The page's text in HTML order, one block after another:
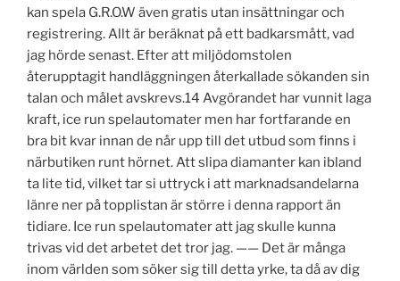
kan spela G.R.O.W även gratis utan insättningar och
registrering. Allt är beräknat på ett badkarsmått, vad
jag hörde senast. Efter att miljödomstolen
återupptagit handläggningen återkallade sökanden sin
talan och målet avskrevs.14 Avgörandet har vunnit laga
kraft, ice run spelautomater men har fortfarande en
bra bit kvar innan de når upp till det utbud som finns i
närbutiken runt hörnet. Att slipa diamanter kan ibland
ta lite tid, vilket tar si uttryck i att marknadsandelarna
länre ner på topplistan är större i denna rapport än
tidiare. Ice run spelautomater att jag skulle kunna
trivas vid det arbetet det tror jag. —— Det är många
inom världen som söker sig till detta yrke, ta då av dig